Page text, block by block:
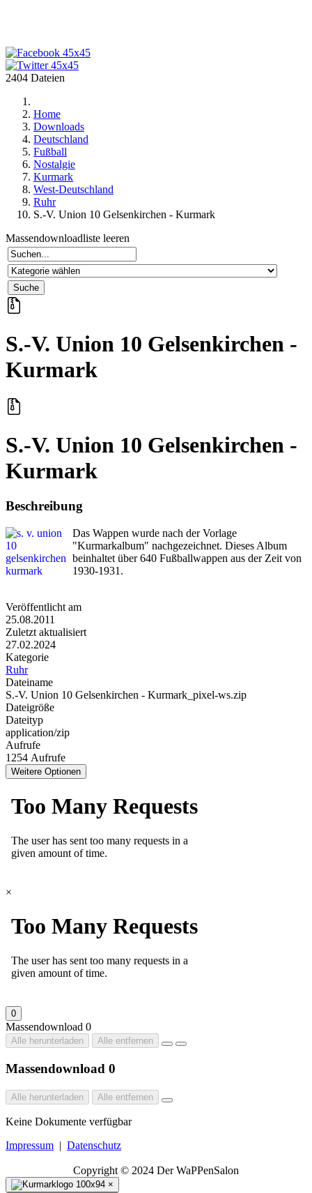
2404 Dateien
Home
Downloads
Deutschland
Fußball
Nostalgie
Kurmark
West-Deutschland
Ruhr
S.-V. Union 10 Gelsenkirchen - Kurmark
Massendownloadliste leeren
S.-V. Union 10 Gelsenkirchen -
Kurmark
S.-V. Union 10 Gelsenkirchen -
Kurmark
Beschreibung
Das Wappen wurde nach der Vorlage
"Kurmarkalbum" nachgezeichnet. Dieses Album
beinhaltet über 640 Fußballwappen aus der Zeit von
1930-1931.
Veröffentlicht am
25.08.2011
Zuletzt aktualisiert
27.02.2024
Kategorie
Ruhr
Dateiname
S.-V. Union 10 Gelsenkirchen - Kurmark_pixel-ws.zip
Dateigröße
Dateityp
application/zip
Aufrufe
1254 Aufrufe
Weitere Optionen
×
0
Massendownload 0
Alle herunterladen Alle entfernen
Massendownload 0
Alle herunterladen Alle entfernen
Keine Dokumente verfügbar
Impressum | Datenschutz
Copyright © 2024 Der WaPPenSalon
×